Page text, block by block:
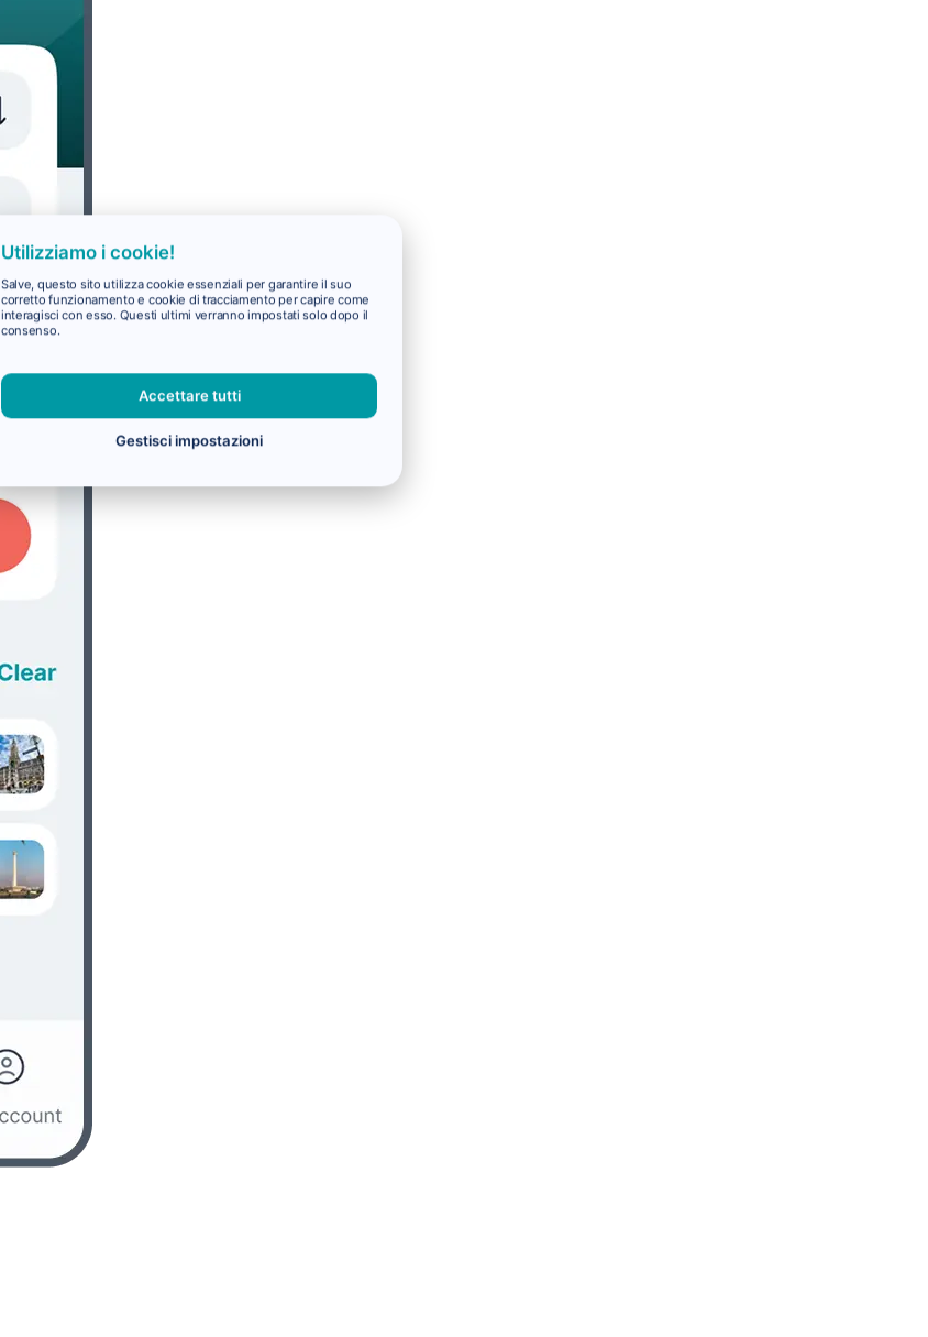
Utilizziamo i cookie!
Salve, questo sito utilizza cookie essenziali per garantire il suo
corretto funzionamento e cookie di tracciamento per capire come
interagisci con esso. Questi ultimi verranno impostati solo dopo il
consenso.
Accettare tutti
Gestisci impostazioni